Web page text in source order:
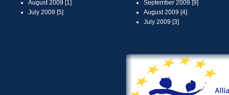
August 2009 [1]
July 2009 [5]
September 2009 [9]
August 2009 [4]
July 2009 [3]